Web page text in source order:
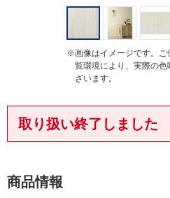
※画像はイメージです。ご
覧環境により、実際の
ざいます。
取り扱い終了しました
商品情報